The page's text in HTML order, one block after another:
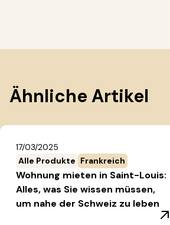
Ähnliche Artikel
17/03/2025
Alle Produkte Frankreich
Wohnung mieten in Saint-Louis:
Alles, was Sie wissen müssen,
um nahe der Schweiz zu leben